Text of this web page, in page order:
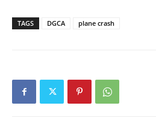
TAGS DGCA plane crash